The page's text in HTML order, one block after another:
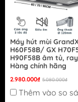
Máy hút mùi
H60F58B/ GX
H90F58B âm tủ,
Hàng chính hãng
2.980.000₫ 5.080.000₫
Thêm vào so